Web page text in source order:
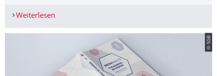
Weiterlesen
© SGB